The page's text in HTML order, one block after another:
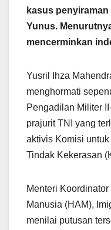
kasus
Yunus.
mencerminkan
Yusril Ihza
menghormati
Pengadilan Militer
prajurit TNI yang
aktivis Komisi
Tindak Kekerasan
Menteri
Manusia (HAM),
menilai putusan